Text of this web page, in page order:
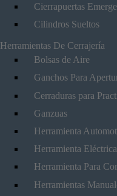
Cierrapuertas
Cilindros Sueltos
Herramientas De Cerrajería
Bolsas de Aire
Ganchos Para
Cerraduras para
Ganzuas
Herramienta
Herramienta Eléctrica
Herramienta Para
Herramientas